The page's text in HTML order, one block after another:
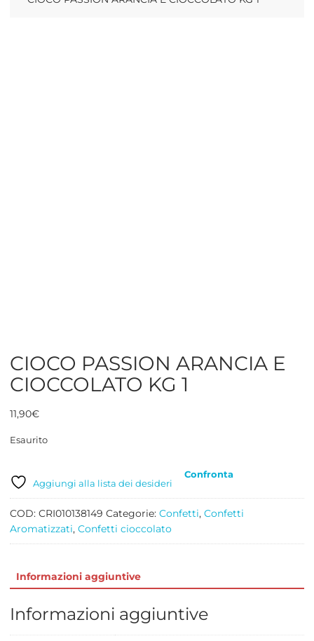
CIOCO PASSION ARANCIA E
CIOCCOLATO KG 1
11,90€
Esaurito
Aggiungi alla lista dei desideri
Confronta
COD: CRI010138149 Categorie: Confetti, Confetti
Aromatizzati, Confetti cioccolato
Informazioni aggiuntive
Informazioni aggiuntive